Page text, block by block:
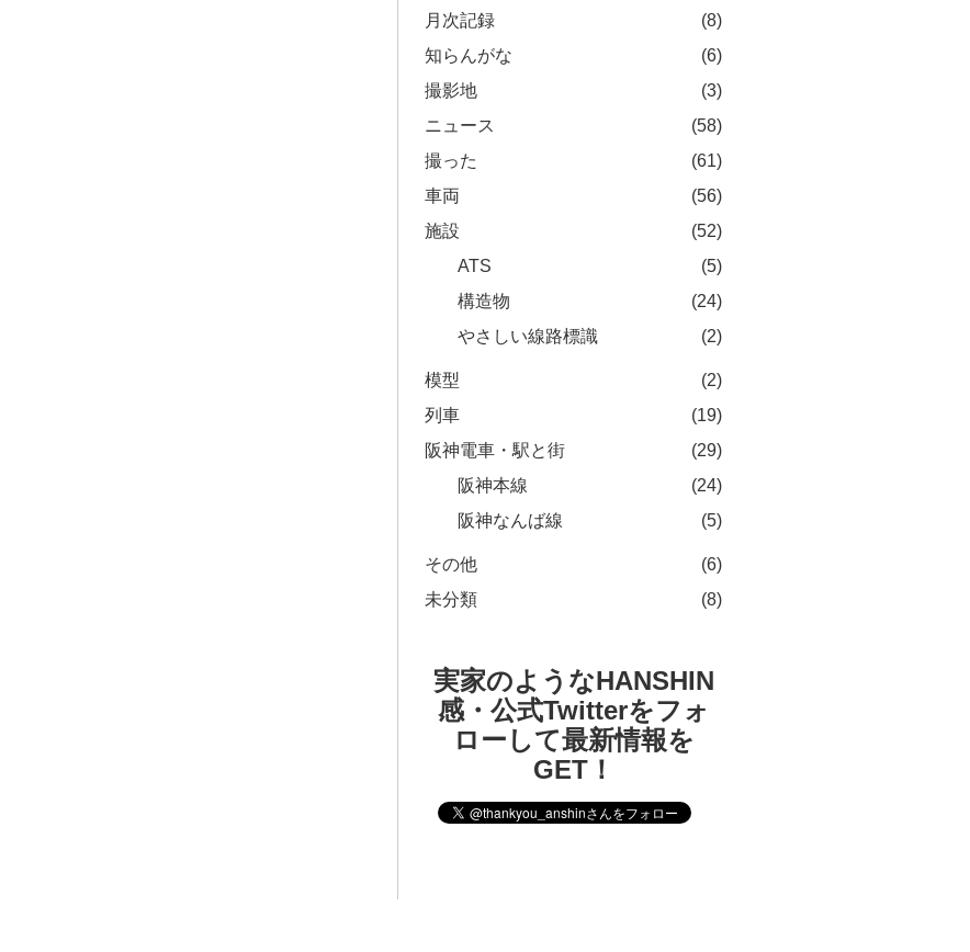
月次記録
(8)
知らんがな
(6)
撮影地
(3)
ニュース
(58)
撮った
(61)
車両
(56)
施設
(52)
ATS
(5)
構造物
(24)
やさしい線路標識
(2)
模型
(2)
列車
(19)
阪神電車・駅と街
(29)
阪神本線
(24)
阪神なんば線
(5)
その他
(6)
未分類
(8)
実家のようなHANSHIN
感・公式Twitterをフォ
ローして最新情報を
GET！